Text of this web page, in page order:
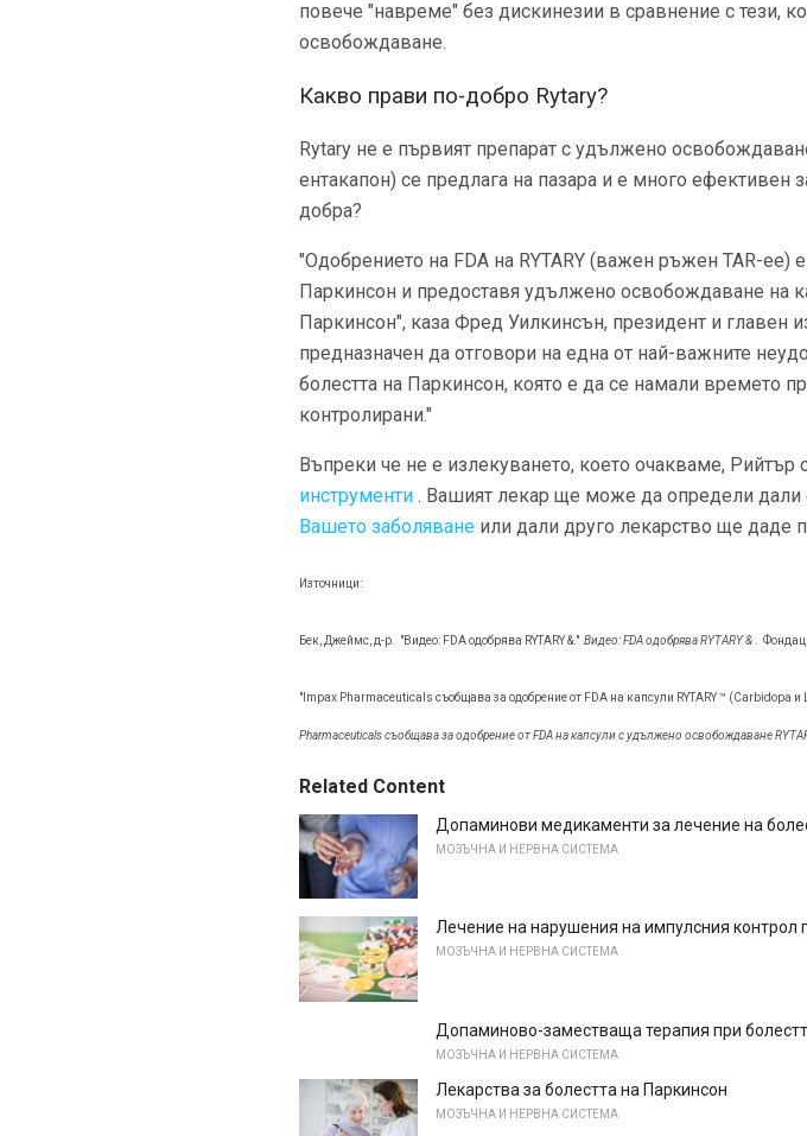
повече "навреме" без дискинезии в сравнение с тези,
освобождаване.
Какво прави по-добро Rytary?
Rytary не е първият препарат с удължено
ентакапон) се предлага на пазара и е много
добра?
"Одобрението на FDA на RYTARY (важен ръжен TAR-ee)
Паркинсон и предоставя удължено освобождаване на
Паркинсон", каза Фред Уилкинсън, президент и главен
предназначен да отговори на една от най-важните
болестта на Паркинсон, която е да се намали времето
контролирани."
Въпреки че не е излекуването, което очакваме,
инструменти . Вашият лекар ще може да определи дали
Вашето заболяване или дали друго лекарство ще даде
Източници:
Бек, Джеймс, д-р. "Видео: FDA одобрява RYTARY &." Видео: FDA одобрява RYTARY &
"Impax Pharmaceuticals съобщава за одобрение от FDA на капсули RYTARY ™ (Carbidopa
Pharmaceuticals съобщава за одобрение от FDA на капсули с удължено освобождаване
Related Content
Допаминови медикаменти за лечение на
МОЗЪЧНА И НЕРВНА СИСТЕМА
Лечение на нарушения на импулсния контрол
МОЗЪЧНА И НЕРВНА СИСТЕМА
Допаминово-заместваща терапия при
МОЗЪЧНА И НЕРВНА СИСТЕМА
Лекарства за болестта на Паркинсон
МОЗЪЧНА И НЕРВНА СИСТЕМА